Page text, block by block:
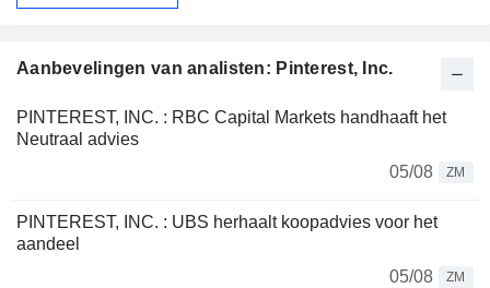
Aanbevelingen van analisten: Pinterest, Inc.
PINTEREST, INC. : RBC Capital Markets handhaaft het
Neutraal advies
05/08
ZM
PINTEREST, INC. : UBS herhaalt koopadvies voor het
aandeel
05/08
ZM